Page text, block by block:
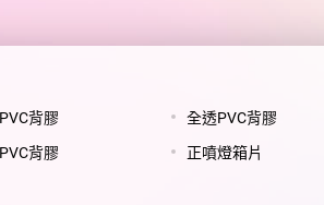
背膠 全透PVC背膠
背膠
正噴燈箱片